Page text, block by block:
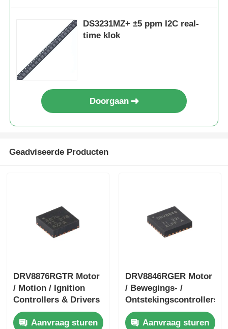
DS3231MZ+ ±5 ppm I2C real-
time klok
Doorgaan
Geadviseerde Producten
DRV8876RGTR Motor
/ Motion / Ignition
Controllers & Drivers
40-V 3.5-A H-bridge
Motor Driver met I
Aanvraag sturen
DRV8846RGER Motor
/ Bewegings- /
Ontstekingscontrollers
& Drivers 1.4A
Bipolaire Stpr Mo Tor
Aanvraag sturen